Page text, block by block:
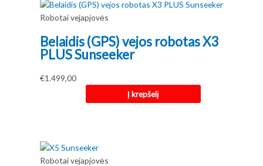
Robotai vejapjovės
Belaidis (GPS) vejos robotas X3
PLUS Sunseeker
€1.499,00
Į krepšelį
Robotai vejapjovės